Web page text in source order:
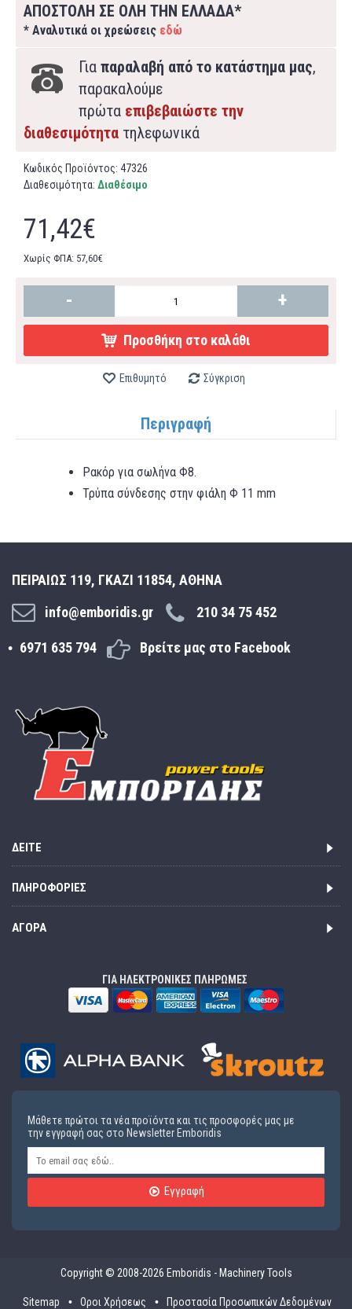
ΑΠΟΣΤΟΛΗ ΣΕ ΟΛΗ ΤΗΝ ΕΛΛΑΔΑ*
* Αναλυτικά οι χρεώσεις εδώ
Για παραλαβή από το κατάστημα μας,
παρακαλούμε
πρώτα επιβεβαιώστε την
διαθεσιμότητα τηλεφωνικά
Κωδικός Προϊόντος: 47326
Διαθεσιμότητα: Διαθέσιμο
71,42€
Χωρίς ΦΠΑ: 57,60€
- +
Προσθήκη στο καλάθι
Επιθυμητό Σύγκριση
Περιγραφή
Ρακόρ για σωλήνα Φ8.
Τρύπα σύνδεσης στην φιάλη Φ 11 mm
ΠΕΙΡΑΙΩΣ 119, ΓΚΑΖΙ 11854, ΑΘΗΝΑ
info@emboridis.gr
210 34 75 452
6971 635 794 Βρείτε μας στο Facebook
ΔΕΊΤΕ
ΠΛΗΡΟΦΟΡΊΕΣ
ΑΓΟΡΆ
ΓΙΑ ΗΛΕΚΤΡΟΝΙΚΕΣ ΠΛΗΡΩΜΕΣ
Μάθετε πρώτοι τα νέα προϊόντα και τις προσφορές μας με
την εγγραφή σας στο Newsletter Emboridis
Εγγραφή
Copyright © 2008-2026 Emboridis - Machinery Tools
Sitemap Οροι Χρήσεως
Προστασία Προσωπικών Δεδομένων